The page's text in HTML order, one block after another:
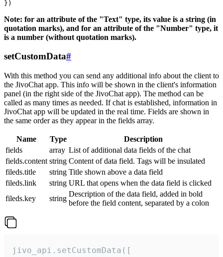
Note: for an attribute of the "Text" type, its value is a string (in
quotation marks), and for an attribute of the "Number" type, it
is a number (without quotation marks).
setCustomData#
With this method you can send any additional info about the client to
the JivoChat app. This info will be shown in the client's information
panel (in the right side of the JivoChat app). The method can be
called as many times as needed. If chat is established, information in
JivoChat app will be updated in the real time. Fields are shown in
the same order as they appear in the fields array.
Name Type
Description
fields
array List of additional data fields of the chat
fields.content string Content of data field. Tags will be insulated
fileds.title
string Title shown above a data field
fileds.link
string URL that opens when the data field is clicked
fileds.key
string
Description of the data field, added in bold
before the field content, separated by a colon
jivo_api.setCustomData([